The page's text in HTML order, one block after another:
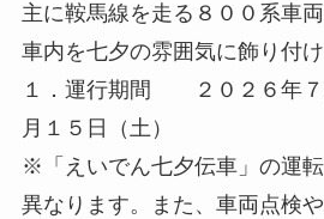
主に鞍馬線を走る８００系車
車内を七夕の雰囲気に飾り付け
１．運行期間 ２０２６年７
月１５日（土）
※「えいでん七夕伝車」の運
異なります。また、車両点検